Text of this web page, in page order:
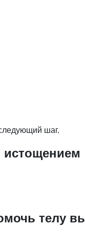
шаг.
истощением
телу